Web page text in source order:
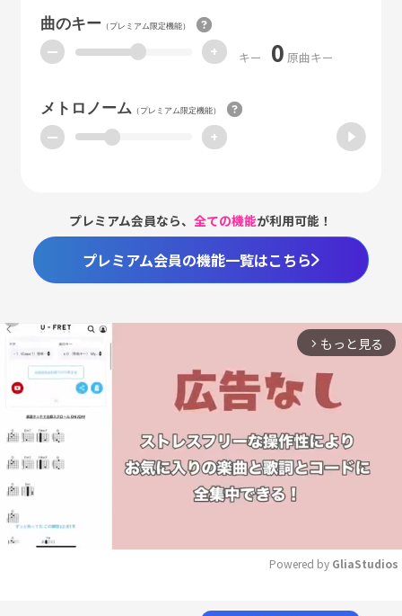
曲のキー（プレミアム限定機能）
ー + キー 0 原曲キー
メトロノーム（プレミアム限定機能）
ー +
プレミアム会員なら、全ての機能が利用可能！
プレミアム会員の機能一覧はこちら
arrow_forward_ios もっと見る
Powered by GliaStudios